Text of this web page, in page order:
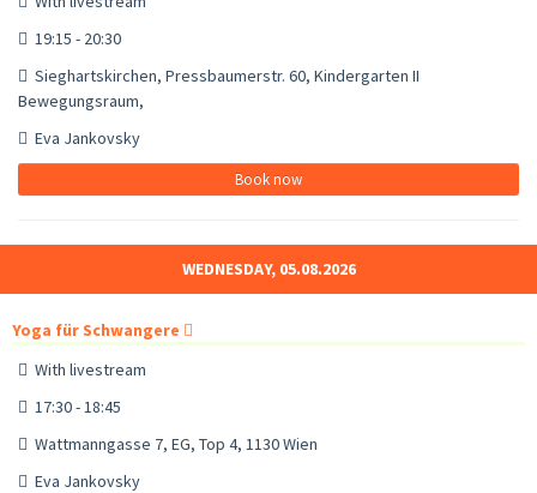
19:15 - 20:30
Sieghartskirchen, Pressbaumerstr. 60, Kindergarten II
Bewegungsraum,
Eva Jankovsky
Book now
WEDNESDAY, 05.08.2026
Yoga für Schwangere
With livestream
17:30 - 18:45
Wattmanngasse 7, EG, Top 4, 1130 Wien
Eva Jankovsky